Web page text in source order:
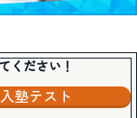
ください！
入塾テスト